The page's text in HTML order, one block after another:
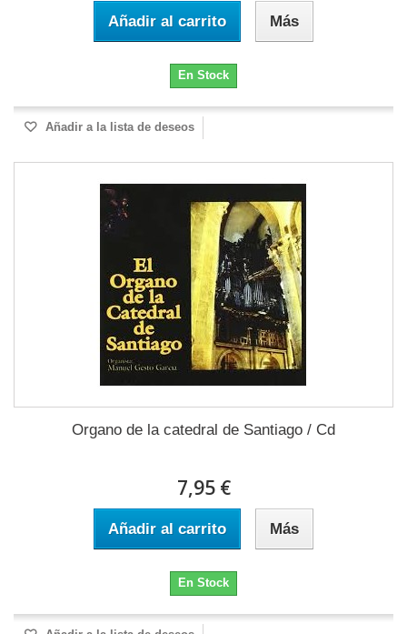
Añadir al carrito Más
En Stock
Añadir a la lista de deseos
Organo de la catedral de Santiago / Cd
7,95 €
Añadir al carrito Más
En Stock